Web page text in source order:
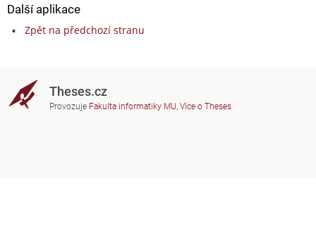
Další aplikace
Zpět na předchozí stranu
Theses.cz
Provozuje Fakulta informatiky MU, Více o Theses